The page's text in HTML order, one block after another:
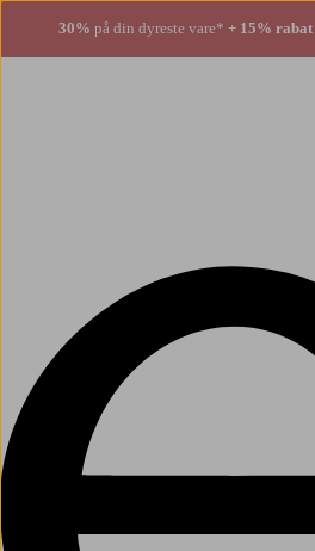
30% på din dyreste vare* + 15% rabat